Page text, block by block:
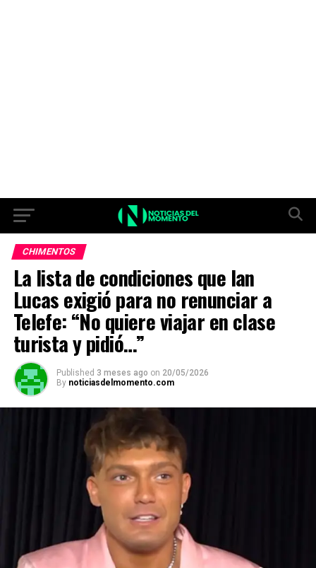
CHIMENTOS
La lista de condiciones que Ian
Lucas exigió para no renunciar a
Telefe: “No quiere viajar en clase
turista y pidió…”
Published 3 meses ago on 20/05/2026
By noticiasdelmomento.com